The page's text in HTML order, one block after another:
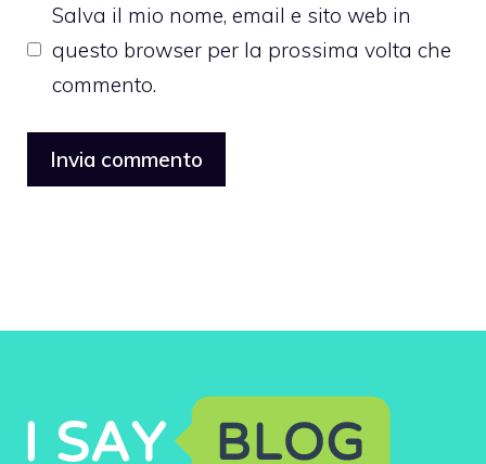
Salva il mio nome, email e sito web in
questo browser per la prossima volta che
commento.